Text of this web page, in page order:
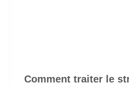
Comment traiter le